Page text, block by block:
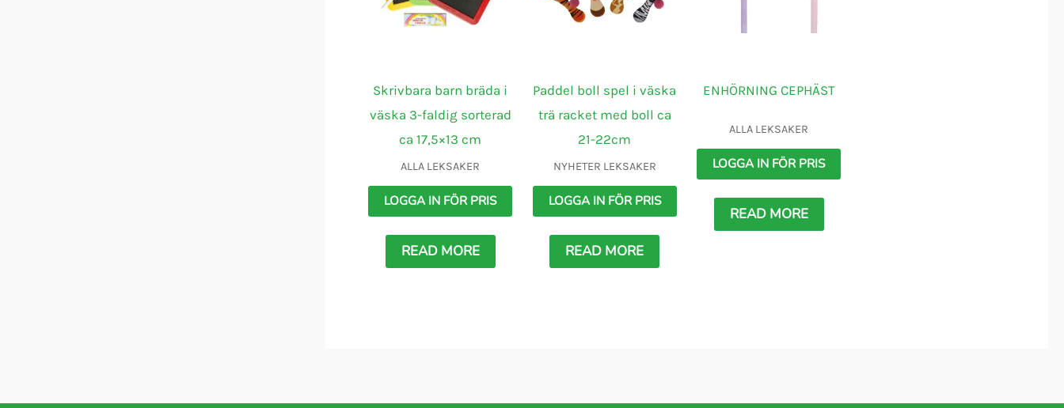
Skrivbara barn bräda i
väska 3-faldig sorterad
ca 17,5×13 cm
ALLA LEKSAKER
LOGGA IN FÖR PRIS
READ MORE
Paddel boll spel i väska
trä racket med boll ca
21-22cm
NYHETER LEKSAKER
LOGGA IN FÖR PRIS
READ MORE
ENHÖRNING CEPHÄST
ALLA LEKSAKER
LOGGA IN FÖR PRIS
READ MORE